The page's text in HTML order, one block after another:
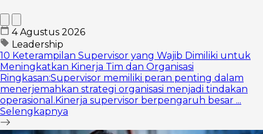
4 Agustus 2026
Leadership
10 Keterampilan Supervisor yang Wajib Dimiliki untuk
Meningkatkan Kinerja Tim dan Organisasi
Ringkasan:Supervisor memiliki peran penting dalam
menerjemahkan strategi organisasi menjadi tindakan
operasional.Kinerja supervisor berpengaruh besar ...
Selengkapnya